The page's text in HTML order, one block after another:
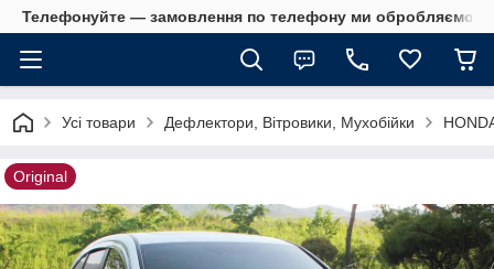
Телефонуйте — замовлення по телефону ми обробляємо в
Усі товари Дефлектори, Вітровики, Мухобійки
Original